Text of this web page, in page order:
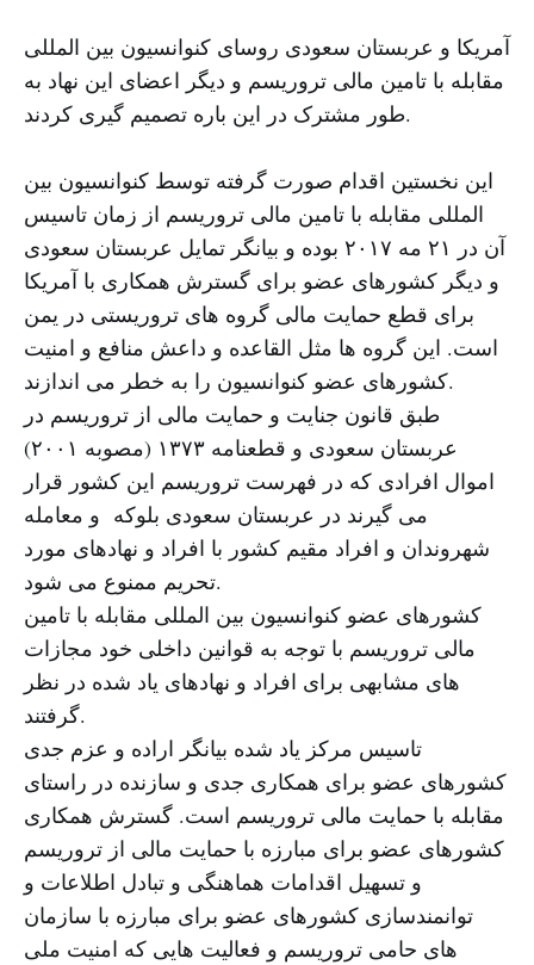
آمریکا و عربستان سعودی روسای کنوانسیون بین المللی
مقابله با تامین مالی تروریسم و دیگر اعضای این نهاد به
طور مشترک در این باره تصمیم گیری کردند.
این نخستین اقدام صورت گرفته توسط کنوانسیون بین
المللی مقابله با تامین مالی تروریسم از زمان تاسیس
آن در ۲۱ مه ۲۰۱۷ بوده و بیانگر تمایل عربستان سعودی
و دیگر کشورهای عضو برای گسترش همکاری با آمریکا
برای قطع حمایت مالی گروه های تروریستی در یمن
است. این گروه ها مثل القاعده و داعش منافع و امنیت
کشورهای عضو کنوانسیون را به خطر می اندازند.
طبق قانون جنایت و حمایت مالی از تروریسم در
عربستان سعودی و قطعنامه ۱۳۷۳ (مصوبه ۲۰۰۱)‌
اموال افرادی که در فهرست تروریسم این کشور قرار
می گیرند در عربستان سعودی بلوکه و معامله
شهروندان و افراد مقیم کشور با افراد و نهادهای مورد
تحریم ممنوع می شود.
کشورهای عضو کنوانسیون بین المللی مقابله با تامین
مالی تروریسم با توجه به قوانین داخلی خود مجازات
های مشابهی برای افراد و نهادهای یاد شده در نظر
گرفتند.
تاسیس مرکز یاد شده بیانگر اراده و عزم جدی
کشورهای عضو برای همکاری جدی و سازنده در راستای
مقابله با حمایت مالی تروریسم است. گسترش همکاری
کشورهای عضو برای مبارزه با حمایت مالی از تروریسم
و تسهیل اقدامات هماهنگی و تبادل اطلاعات و
توانمندسازی کشورهای عضو برای مبارزه با سازمان
های حامی تروریسم و فعالیت هایی که امنیت ملی